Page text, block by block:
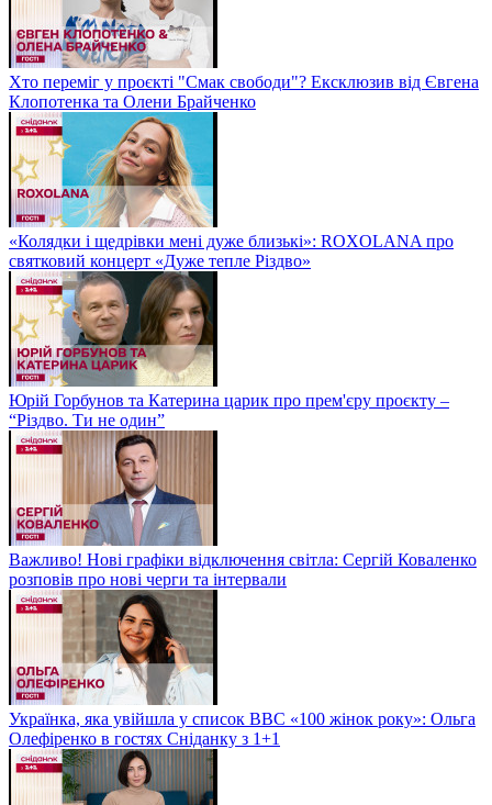
Хто переміг у проєкті "Смак свободи"? Ексклюзив від Євгена
Клопотенка та Олени Брайченко
«Колядки і щедрівки мені дуже близькі»: ROXOLANA про
святковий концерт «Дуже тепле Різдво»
Юрій Горбунов та Катерина царик про прем'єру проєкту –
“Різдво. Ти не один”
Важливо! Нові графіки відключення світла: Сергій Коваленко
розповів про нові черги та інтервали
Українка, яка увійшла у список BBC «100 жінок року»: Ольга
Олефіренко в гостях Сніданку з 1+1